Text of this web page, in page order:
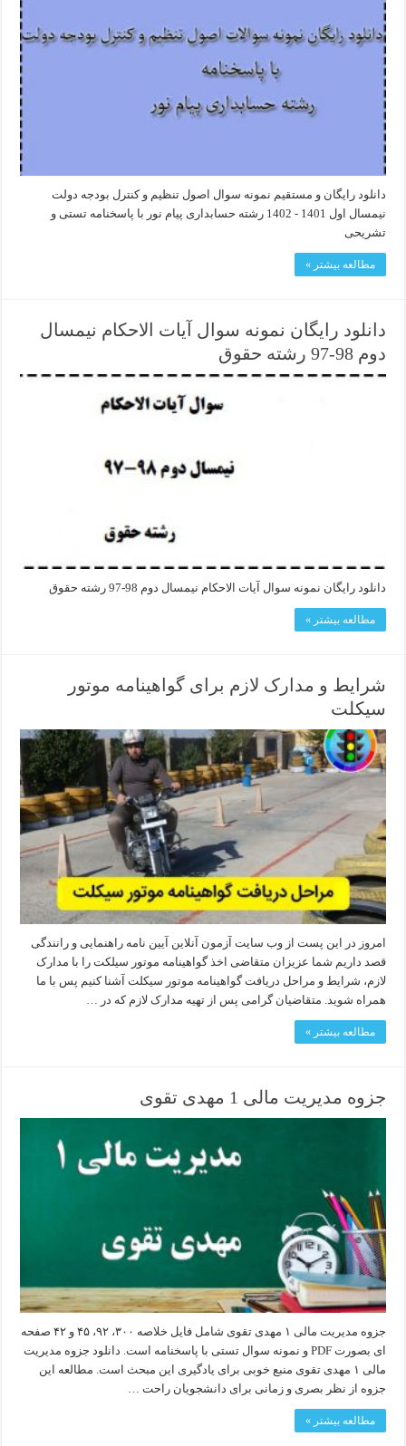
دانلود رایگان و مستقیم نمونه سوال اصول تنظیم و کنترل بودجه دولت
نیمسال اول 1401 - 1402 رشته حسابداری پیام نور با پاسخنامه تستی و
تشریحی
مطالعه بیشتر »
دانلود رایگان نمونه سوال آیات الاحکام نیمسال
دوم 98-97 رشته حقوق
دانلود رایگان نمونه سوال آیات الاحکام نیمسال دوم 98-97 رشته حقوق
مطالعه بیشتر »
شرایط و مدارک لازم برای گواهینامه موتور
سیکلت
امروز در این پست از وب سایت آزمون آنلاین آیین نامه راهنمایی و رانندگی
قصد داریم شما عزیزان متقاضی اخذ گواهینامه موتور سیلکت را با مدارک
لازم، شرایط و مراحل دریافت گواهینامه موتور سیکلت آشنا کنیم پس با ما
همراه شوید. متقاضیان گرامی پس از تهیه مدارک لازم که در …
مطالعه بیشتر »
جزوه مدیریت مالی 1 مهدی تقوی
جزوه مدیریت مالی ۱ مهدی تقوی شامل فایل خلاصه ۳۰۰، ۹۲، ۴۵ و ۴۲ صفحه
ای بصورت PDF و نمونه سوال تستی با پاسخنامه است. دانلود جزوه مدیریت
مالی ۱ مهدی تقوی منبع خوبی برای یادگیری این مبحث است. مطالعه این
جزوه از نظر بصری و زمانی برای دانشجویان راحت …
مطالعه بیشتر »